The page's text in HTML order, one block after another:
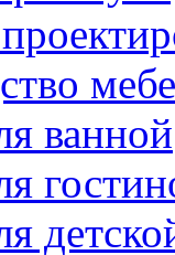
ванной